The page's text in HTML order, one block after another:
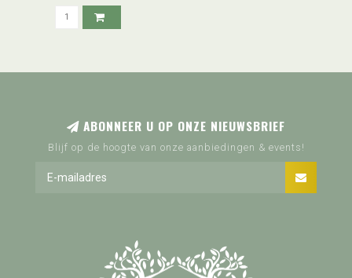
ABONNEER U OP ONZE NIEUWSBRIEF
Blijf op de hoogte van onze aanbiedingen & events!